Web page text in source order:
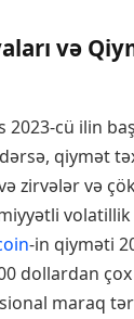
və
cü ilin
qiymət
zirvələr və
volatillik
-in qiyməti
dollardan çox
maraq